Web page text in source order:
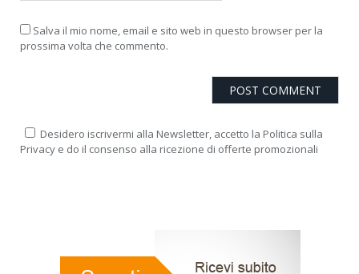
Salva il mio nome, email e sito web in questo browser per la
prossima volta che commento.
Desidero iscrivermi alla Newsletter, accetto la Politica sulla
Privacy e do il consenso alla ricezione di offerte promozionali